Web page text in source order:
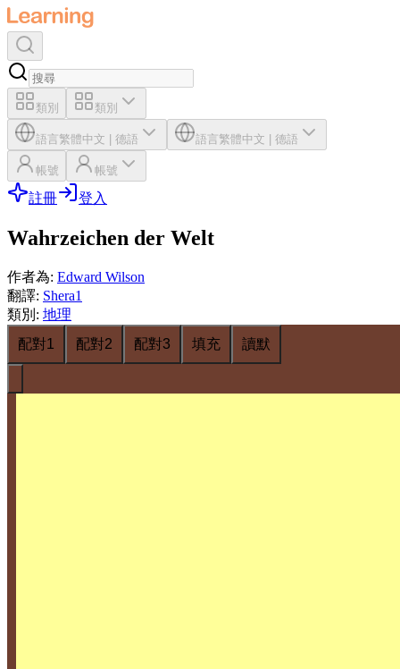
類別 類別
語言繁體中文 德語 語言繁體中文 德語
帳號 帳號
註冊 登入
Wahrzeichen der Welt
作者為: Edward Wilson
翻譯: Shera1
類別 : 地理
配對1
配對2 配對3 填充 讀默